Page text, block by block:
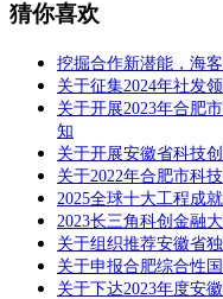
猜你喜欢
挖掘合作新潜能，海
关于征集2024年社发
关于开展2023年合肥
知
关于开展安徽省科技
关于2022年合肥市科
2025全球十大工程成
2023长三角科创金融
关于组织推荐安徽省
关于申报合肥综合性
关于下达2023年度安